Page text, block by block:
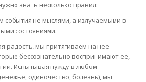
знать несколько правил:
события не мыслями, а излучаемыми в
состояниями.
радость, мы притягиваем на нее
бессознательно воспринимают ее,
Испытывая нужду в любом
одиночество, болезнь), мы